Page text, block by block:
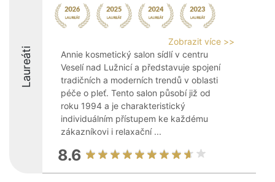
Laureáti
Zobrazit více >>
Annie kosmetický salon sídlí v centru
Veselí nad Lužnicí a představuje spojení
tradičních a moderních trendů v oblasti
péče o pleť. Tento salon působí již od
roku 1994 a je charakteristický
individuálním přístupem ke každému
zákazníkovi i relaxační ...
8.6